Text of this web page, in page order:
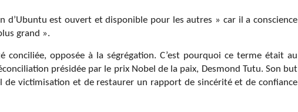
d’Ubuntu est ouvert et disponible pour les autres » car il a conscience
grand ».
conciliée, opposée à la ségrégation. C’est pourquoi ce terme était au
présidée par le prix Nobel de la paix, Desmond Tutu. Son but
de victimisation et de restaurer un rapport de sincérité et de confiance